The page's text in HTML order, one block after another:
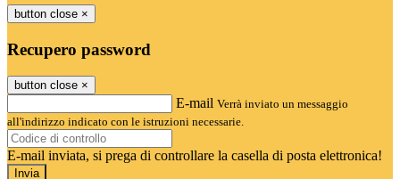
button close ×
Recupero password
button close ×
E-mail Verrà inviato un messaggio
all'indirizzo indicato con le istruzioni necessarie.
E-mail inviata, si prega di controllare la casella di posta elettronica!